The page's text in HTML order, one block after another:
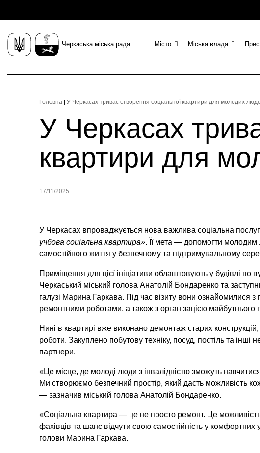
Черкаська міська рада Місто Міська влада
Головна У Черкасах триває створення соціальної квартири для молодих
У Черкасах
квартири для
17/11/2025
У Черкасах впроваджується нова важлива соціальна
учбова соціальна квартира». Її мета — допомогти молодим
самостійного життя у безпечному та підтримувальному
Приміщення для цієї ініціативи облаштовують у будівлі по
Черкаський міський голова Анатолій Бондаренко та
галузі Марина Гаркава. Під час візиту вони ознайомилися
ремонтними роботами, а також з організацією майбутнього
Нині в квартирі вже виконано демонтаж старих
роботи. Закуплено побутову техніку, посуд, постіль та інші
партнери.
«Це місце, де молоді люди з інвалідністю зможуть
Ми створюємо безпечний простір, який дасть можливість
— зазначив міський голова Анатолій Бондаренко.
«Соціальна квартира — це не просто ремонт. Це
фахівців та шанс відчути свою самостійність у комфортних
голови Марина Гаркава.